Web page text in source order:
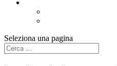
Seleziona una pagina